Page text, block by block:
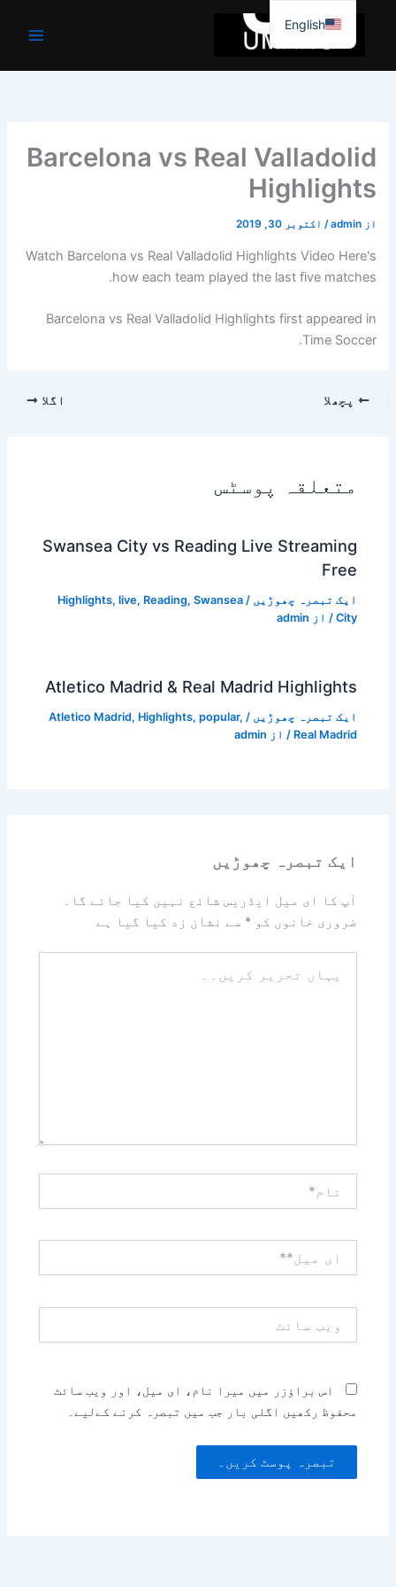
جائیں۔
Barcelona vs Real Valladolid
Highlights
از admin
/ اکتوبر 30, 2019
Watch Barcelona vs Real Valladolid Highlights Video Here's
how each team played the last five matches.
Barcelona vs Real Valladolid Highlights first appeared in
Time Soccer.
پچھلا اگلا
متعلقہ پوسٹس
Swansea City vs Reading Live Streaming
Free
ایک تبصرہ چھوڑیں /
Highlights, live, Reading, Swansea
City / از admin
Atletico Madrid & Real Madrid Highlights
ایک تبصرہ چھوڑیں /
Atletico Madrid, Highlights, popular,
Real Madrid / از admin
ایک تبصرہ چھوڑیں
آپ کا ای میل ایڈریس شائع نہیں کیا جائے گا۔
ضروری خانوں کو* سے نشان زد کیا گیا ہے
تحریر
میل**
سائٹ
اس براؤزر میں میرا نام، ای میل، اور ویب سائٹ
محفوظ رکھیں اگلی بار جب میں تبصرہ کرنے کےلیے۔
English